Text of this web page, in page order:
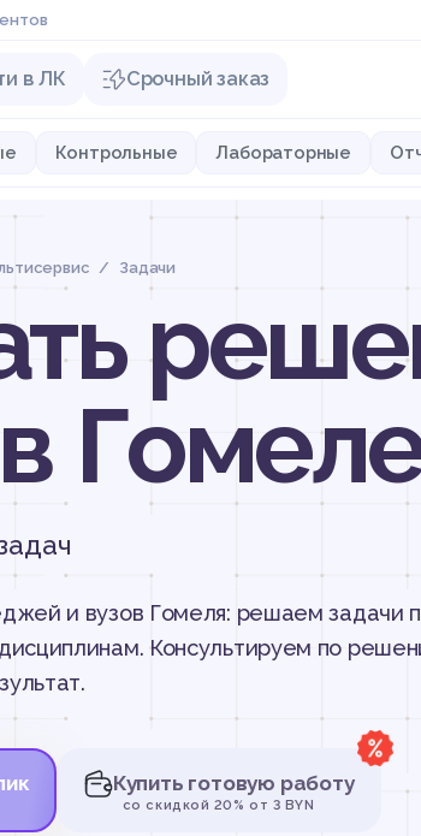
в ЛК Срочный заказ
Контрольные Лабораторные
Задачи
и вузов Гомеля: решаем задачи
Консультируем по
Купить готовую работу
со скидкой 20% от 3 BYN